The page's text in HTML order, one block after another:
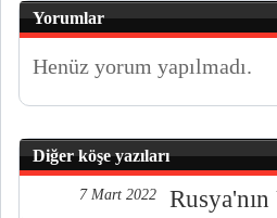
Yorumlar
Henüz yorum yapılmadı.
Diğer köşe yazıları
7 Mart 2022